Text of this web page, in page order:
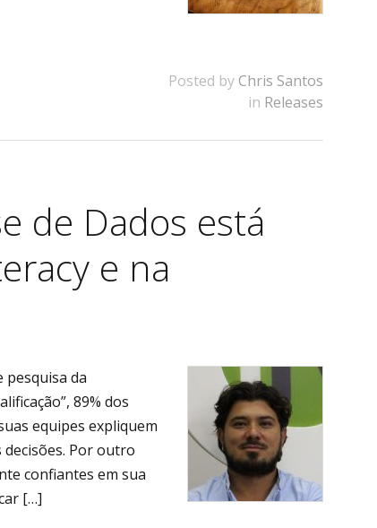
Posted by Chris Santos
in Releases
de Dados está
e na
da
89% dos
equipes expliquem
Por outro
confiantes em sua
[…]